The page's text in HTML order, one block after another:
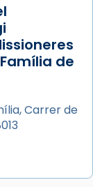
de
Carrer de